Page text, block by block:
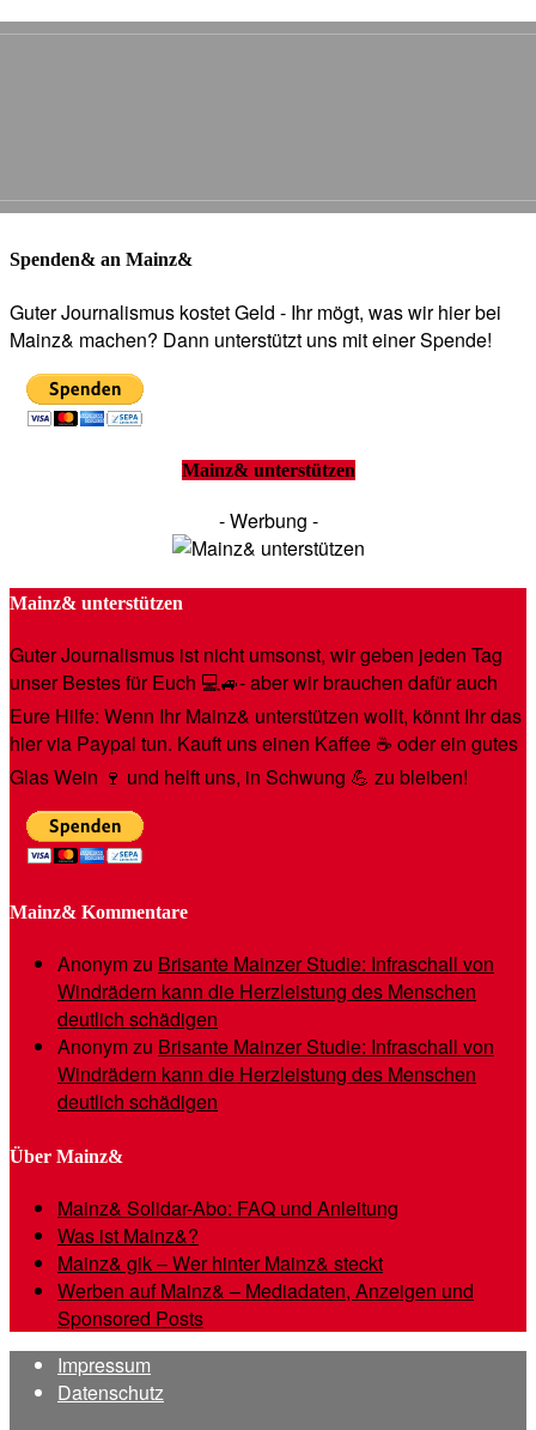
Spenden& an Mainz&
Guter Journalismus kostet Geld - Ihr mögt, was wir hier bei
Mainz& machen? Dann unterstützt uns mit einer Spende!
Mainz& unterstützen
- Werbung -
Mainz& unterstützen
Guter Journalismus ist nicht umsonst, wir geben jeden Tag
unser Bestes für Euch 💻🚙- aber wir brauchen dafür auch
Eure Hilfe: Wenn Ihr Mainz& unterstützen wollt, könnt Ihr das
hier via Paypal tun. Kauft uns einen Kaffee ☕️ oder ein gutes
Glas Wein 🍷 und helft uns, in Schwung 💪 zu bleiben!
Mainz& Kommentare
Anonymzu Brisante Mainzer Studie: Infraschall von
Windrädern kann die Herzleistung des Menschen
deutlich schädigen
Anonymzu Brisante Mainzer Studie: Infraschall von
Windrädern kann die Herzleistung des Menschen
deutlich schädigen
Über Mainz&
Mainz& Solidar-Abo: FAQ und Anleitung
Was ist Mainz&?
Mainz& gik – Wer hinter Mainz& steckt
Werben auf Mainz& – Mediadaten, Anzeigen und
Sponsored Posts
Impressum
Datenschutz